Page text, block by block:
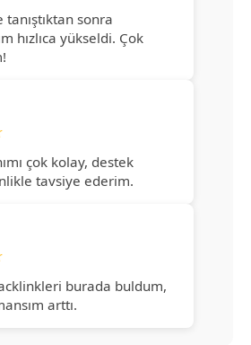
sonra
hızlıca yükseldi. Çok
çok kolay, destek
tavsiye ederim.
burada buldum,
arttı.